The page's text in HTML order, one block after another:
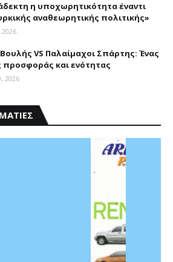
η υποχωρητικότητα έναντι
αναθεωρητικής πολιτικής»
2026
VS Παλαίμαχοι Σπάρτης: Ένας
προσφοράς και ενότητας
2026